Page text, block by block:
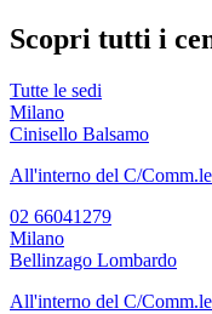
Scopri tutti i
Tutte le sedi
Milano
Cinisello Balsamo
All'interno del C/
02 66041279
Milano
Bellinzago Lombardo
All'interno del C/